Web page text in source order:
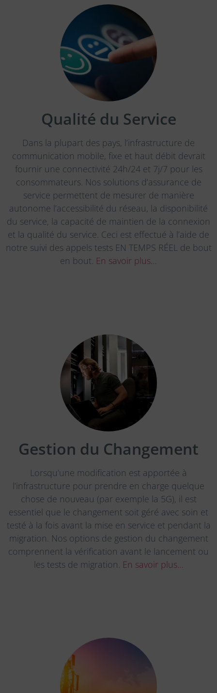
Qualité du Service
Dans la plupart des pays, l’infrastructure de
communication mobile, fixe et haut débit devrait
fournir une connectivité 24h/24 et 7j/7 pour les
consommateurs. Nos solutions d’assurance de
service permettent de mesurer de manière
autonome l’accessibilité du réseau, la disponibilité
du service, la capacité de maintien de la connexion
et la qualité du service. Ceci est effectué à l’aide de
notre suivi des appels tests EN TEMPS RÉEL de bout
en bout. En savoir plus…
Gestion du Changement
Lorsqu’une modification est apportée à
l’infrastructure pour prendre en charge quelque
chose de nouveau (par exemple la 5G), il est
essentiel que le changement soit géré avec soin et
testé à la fois avant la mise en service et pendant la
migration. Nos options de gestion du changement
comprennent la vérification avant le lancement ou
les tests de migration. En savoir plus…